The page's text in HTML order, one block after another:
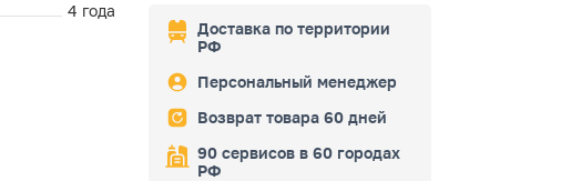
4 года
Доставка по территории
РФ
Персональный менеджер
Возврат товара 60 дней
90 сервисов в 60 городах
РФ